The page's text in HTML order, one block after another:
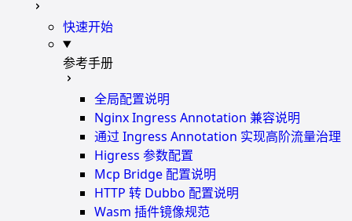
快速开始
参考手册
全局配置说明
Nginx Ingress Annotation 兼容说明
通过 Ingress Annotation 实现高阶流量治理
Higress 参数配置
Mcp Bridge 配置说明
HTTP 转 Dubbo 配置说明
Wasm 插件镜像规范